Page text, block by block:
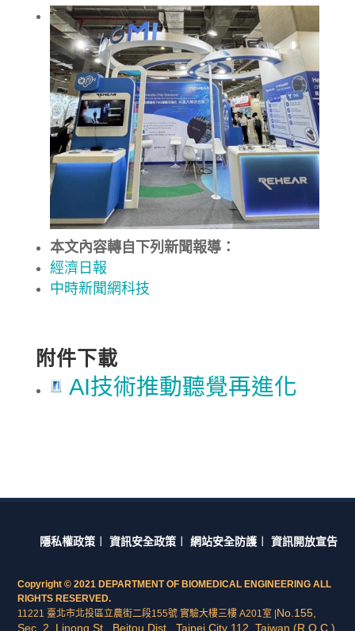
本文內容轉自下列新聞報導：
經濟日報
中時新聞網科技
附件下載
AI技術推動聽覺再進化
隱私權政策︱ 資訊安全政策︱ 網站安全防護︱ 資訊開放宣告
Copyright © 2021 DEPARTMENT OF BIOMEDICAL ENGINEERING ALL
RIGHTS RESERVED.
11221 臺北市北投區立農街二段155號 實驗大樓三樓 A201室 |No.155,
Sec. 2, Linong St., Beitou Dist., Taipei City 112, Taiwan (R.O.C.)